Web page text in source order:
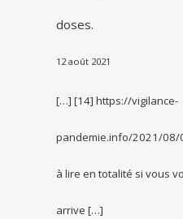
doses.
12 août 2021
[…] [14] https://vigilance-
pandemie.info/2021/08/
à lire en totalité si vous
arrive […]